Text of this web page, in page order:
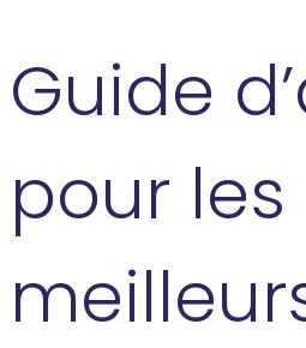
Guide
pour les